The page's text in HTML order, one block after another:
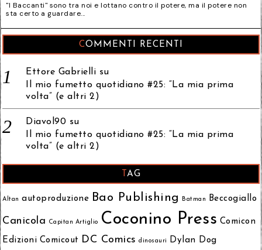
"I Baccanti" sono tra noi e lottano contro il potere, ma il potere non
sta certo a guardare...
COMMENTI RECENTI
Ettore Gabrielli su
Il mio fumetto quotidiano #25: “La mia prima
volta” (e altri 2)
Diavol90 su
Il mio fumetto quotidiano #25: “La mia prima
volta” (e altri 2)
TAG
Altan autoproduzione Bao Publishing Batman Beccogiallo
Canicola Capitan Artiglio Coconino Press Comicon
Edizioni Comicout DC Comics dinosauri Dylan Dog